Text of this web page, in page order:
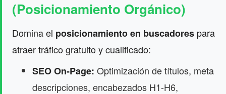
(Posicionamiento Orgánico)
Domina el posicionamiento en buscadores para
atraer tráfico gratuito y cualificado:
SEO On-Page: Optimización de títulos, meta
descripciones, encabezados H1-H6,